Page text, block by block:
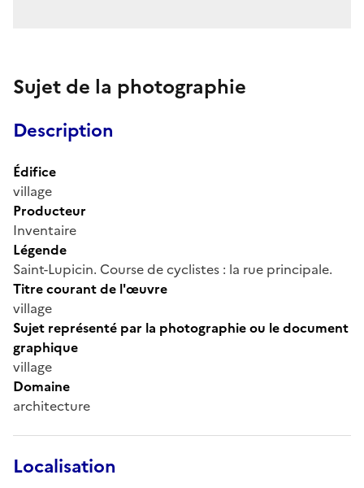
Sujet de la photographie
Description
Édifice
village
Producteur
Inventaire
Légende
Saint-Lupicin. Course de cyclistes : la rue principale.
Titre courant de l'œuvre
village
Sujet représenté par la photographie ou le document
graphique
village
Domaine
architecture
Localisation